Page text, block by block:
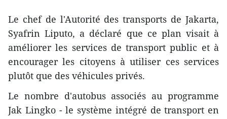
Le chef de l'Autorité des transports de Jakarta,
Syafrin Liputo, a déclaré que ce plan visait à
améliorer les services de transport public et à
encourager les citoyens à utiliser ces services
plutôt que des véhicules privés.
Le nombre d'autobus associés au programme
Jak Lingko - le système intégré de transport en